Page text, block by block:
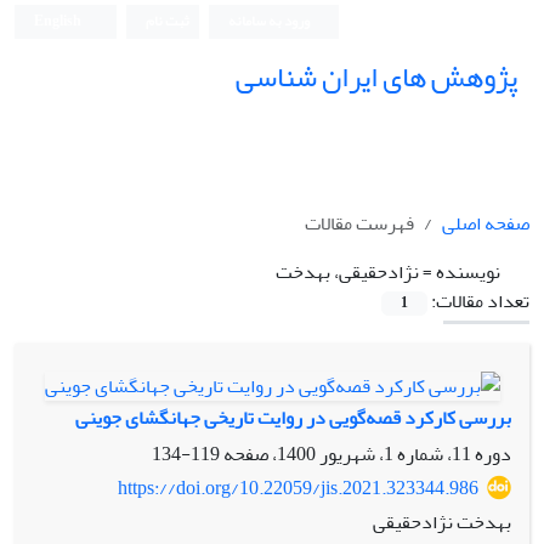
پژوهش های ایران شناسی
صفحه اصلی
فهرست مقالات
نویسنده =نژادحقیقی، بهدخت
تعداد مقالات:
1
بررسی کارکرد قصه‌گویی در روایت تاریخی جهانگشای جوینی
دوره 11، شماره 1، شهریور 1400، صفحه
119-134
https://doi.org/10.22059/jis.2021.323344.986
بهدخت نژادحقیقی